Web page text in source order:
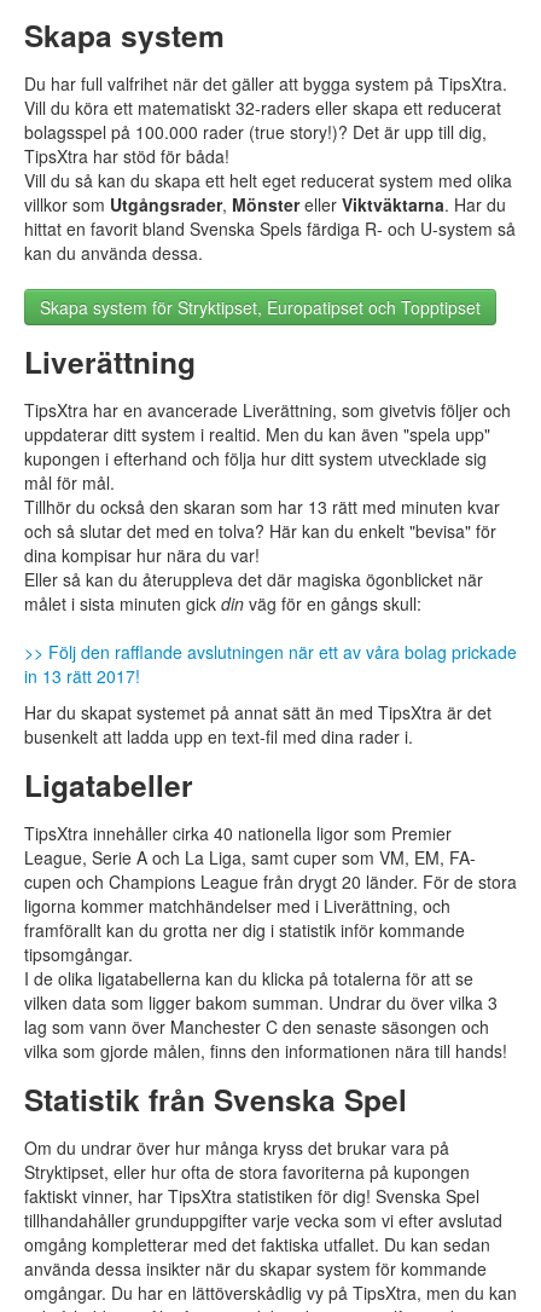
Skapa system
Du har full valfrihet när det gäller att bygga system på TipsXtra.
Vill du köra ett matematiskt 32-raders eller skapa ett reducerat
bolagsspel på 100.000 rader (true story!)? Det är upp till dig,
TipsXtra har stöd för båda!
Vill du så kan du skapa ett helt eget reducerat system med olika
villkor som Utgångsrader, Mönstereller Viktväktarna. Har du
hittat en favorit bland Svenska Spels färdiga R- och U-system så
kan du använda dessa.
Skapa system för Stryktipset, Europatipset och Topptipset
Liverättning
TipsXtra har en avancerade Liverättning, som givetvis följer och
uppdaterar ditt system i realtid. Men du kan även "spela upp"
kupongen i efterhand och följa hur ditt system utvecklade sig
mål för mål.
Tillhör du också den skaran som har 13 rätt med minuten kvar
och så slutar det med en tolva? Här kan du enkelt "bevisa" för
dina kompisar hur nära du var!
Eller så kan du återuppleva det där magiska ögonblicket när
målet i sista minuten gick din väg för en gångs skull:
>> Följ den rafflande avslutningen när ett av våra bolag prickade
in 13 rätt 2017!
Har du skapat systemet på annat sätt än med TipsXtra är det
busenkelt att ladda upp en text-fil med dina rader i.
Ligatabeller
TipsXtra innehåller cirka 40 nationella ligor som Premier
League, Serie A och La Liga, samt cuper som VM, EM, FA-
cupen och Champions League från drygt 20 länder. För de stora
ligorna kommer matchhändelser med i Liverättning, och
framförallt kan du grotta ner dig i statistik inför kommande
tipsomgångar.
I de olika ligatabellerna kan du klicka på totalerna för att se
vilken data som ligger bakom summan. Undrar du över vilka 3
lag som vann över Manchester C den senaste säsongen och
vilka som gjorde målen, finns den informationen nära till hands!
Statistik från Svenska Spel
Om du undrar över hur många kryss det brukar vara på
Stryktipset, eller hur ofta de stora favoriterna på kupongen
faktiskt vinner, har TipsXtra statistiken för dig! Svenska Spel
tillhandahåller grunduppgifter varje vecka som vi efter avslutad
omgång kompletterar med det faktiska utfallet. Du kan sedan
använda dessa insikter när du skapar system för kommande
omgångar. Du har en lättöverskådlig vy på TipsXtra, men du kan